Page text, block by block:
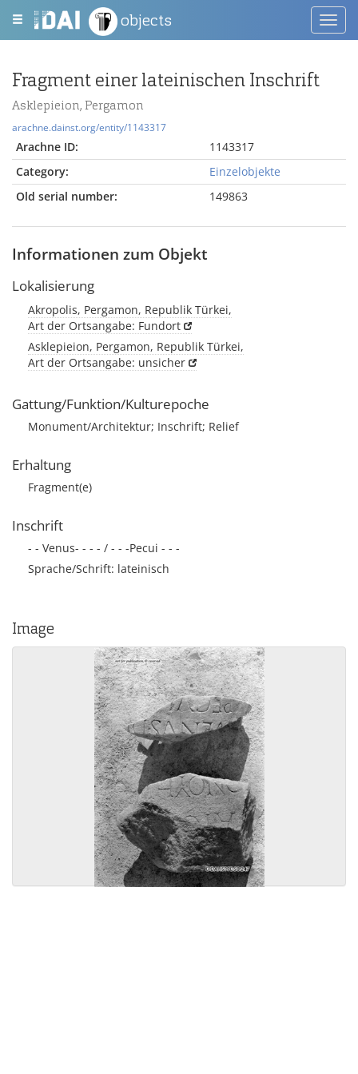
objects
Fragment einer lateinischen Inschrift
Asklepieion, Pergamon
arachne.dainst.org/entity/1143317
Arachne ID:
1143317
Category:
Einzelobjekte
Old serial number:
149863
Informationen zum Objekt
Lokalisierung
Akropolis, Pergamon, Republik Türkei,
Art der Ortsangabe: Fundort
Asklepieion, Pergamon, Republik Türkei,
Art der Ortsangabe: unsicher
Gattung/Funktion/Kulturepoche
Monument/Architektur; Inschrift; Relief
Erhaltung
Fragment(e)
Inschrift
- - Venus- - - - / - - -Pecui - - -
Sprache/Schrift: lateinisch
Image